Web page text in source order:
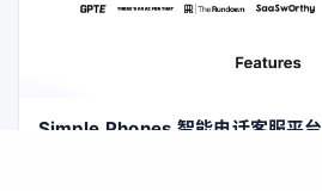
Simple Phones 智能电话客服平台